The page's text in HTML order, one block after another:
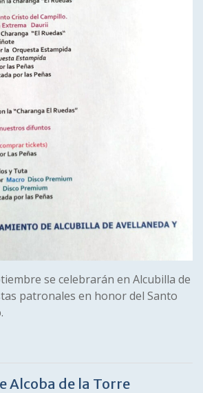
se celebrarán en Alcubilla de
patronales en honor del Santo
Alcoba de la Torre